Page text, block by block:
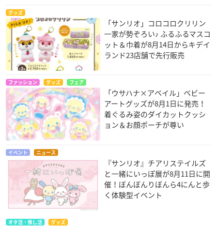
グッズ
「サンリオ」コロコロクリリン
一家が勢ぞろい♪ ふるふるマスコ
ット＆巾着が8月14日からキデイ
ランド23店舗で先行販売
ファッション グッズ フェア
「ウサハナ×アベイル」ベビー
アートグッズが8月1日に発売！
着ぐるみ姿のダイカットクッシ
ョン＆お顔ポーチが尊い
イベント ニュース
『サンリオ』チアリステイルズ
と一緒にいっぽ展が8月11日に開
催！ぼんぼんりぼんら4にんと歩
く体験型イベント
オタ活・推し活 グッズ